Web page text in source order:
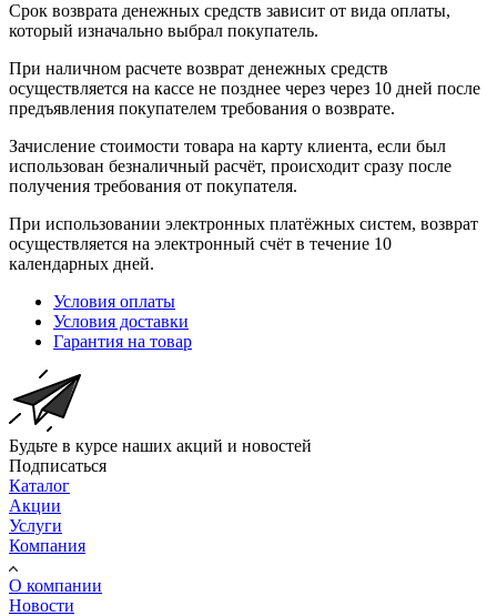
Срок возврата денежных средств зависит от вида оплаты,
который изначально выбрал покупатель.
При наличном расчете возврат денежных средств
осуществляется на кассе не позднее через через 10 дней после
предъявления покупателем требования о возврате.
Зачисление стоимости товара на карту клиента, если был
использован безналичный расчёт, происходит сразу после
получения требования от покупателя.
При использовании электронных платёжных систем, возврат
осуществляется на электронный счёт в течение 10
календарных дней.
Условия оплаты
Условия доставки
Гарантия на товар
Будьте в курсе наших акций и новостей
Подписаться
Каталог
Акции
Услуги
Компания
О компании
Новости